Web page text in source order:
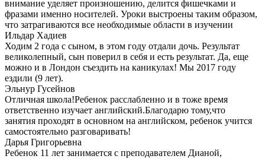
внимание уделяет произношению, делится фишечками и
фразами именно носителей. Уроки выстроены таким образом,
что затрагиваются все необходимые области в изучении
Ильдар Хадиев
Ходим 2 года с сыном, в этом году отдали дочь. Результат
великолепный, сын поверил в себя и есть результат. Да, еще
можно и в Лондон съездить на каникулах! Мы 2017 году
ездили (9 лет).
Эльнур Гусейнов
Отличная школа!Ребенок расслабленно и в тоже время
ответственно изучает английский.Благодарю тому,что
занятия проходят в основном на английском, ребенок учится
самостоятельно разговаривать!
Дарья Григорьевна
Ребенок 11 лет занимается с преподавателем Дианой,